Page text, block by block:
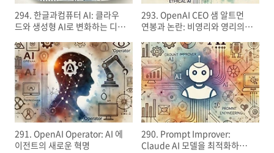
294. 한글과컴퓨터 AI: 클라우
드와 생성형 AI로 변화하는 디지
293. OpenAI CEO 샘 알트먼
연봉과 논란: 비영리와 영리의
291. OpenAI Operator: AI 에
이전트의 새로운 혁명
290. Prompt Improver:
Claude AI 모델을 최적화하는